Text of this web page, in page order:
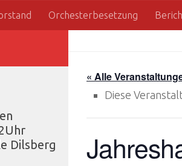
Orchesterbesetzung
« Alle
Diese
Dilsberg